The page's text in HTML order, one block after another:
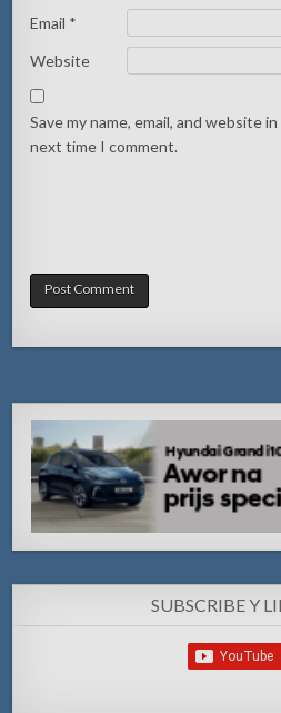
Email *
Website
Save my name, email, and website
next time I comment.
SUBSCRIBE Y